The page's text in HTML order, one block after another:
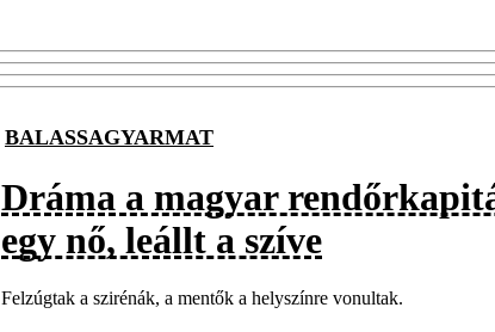
BALASSAGYARMAT
Dráma a magyar
egy nő, leállt a szíve
Felzúgtak a szirénák, a mentők a helyszínre vonultak.